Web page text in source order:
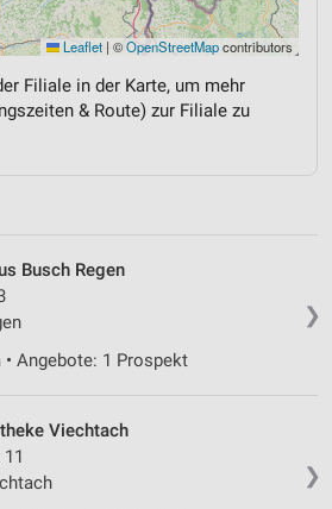
Leaflet | ©OpenStreetMapcontributors
Filiale in der Karte, um mehr
& Route) zur Filiale zu
❯
Busch Regen
• Angebote: 1 Prospekt
❯
Viechtach